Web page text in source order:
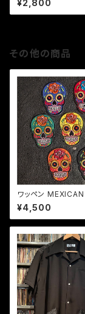
¥2,800
その他の商品
ワッペン
ット
¥4,500